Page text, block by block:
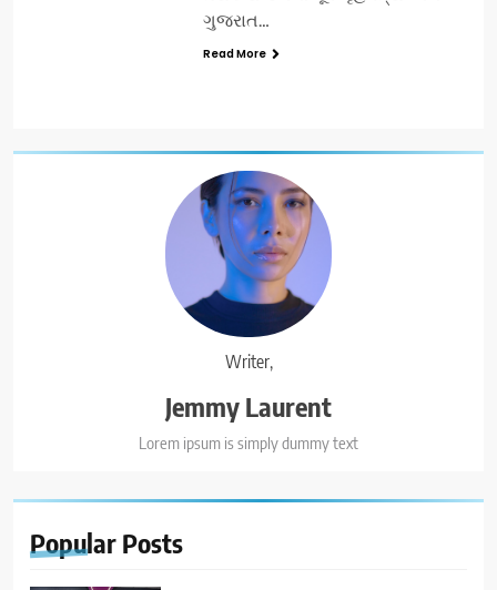
Writer,
Jemmy Laurent
Lorem ipsum is simply dummy text
Popular Posts
ગુજરાત…
Read More